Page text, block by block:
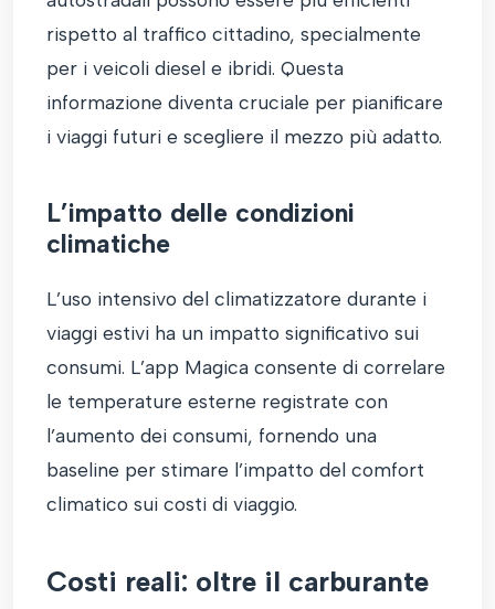
rispetto al traffico cittadino, specialmente
per i veicoli diesel e ibridi. Questa
informazione diventa cruciale per pianificare
i viaggi futuri e scegliere il mezzo più adatto.
L’impatto delle condizioni
climatiche
L’uso intensivo del climatizzatore durante i
viaggi estivi ha un impatto significativo sui
consumi. L’app Magica consente di correlare
le temperature esterne registrate con
l’aumento dei consumi, fornendo una
baseline per stimare l’impatto del comfort
climatico sui costi di viaggio.
Costi reali: oltre il carburante